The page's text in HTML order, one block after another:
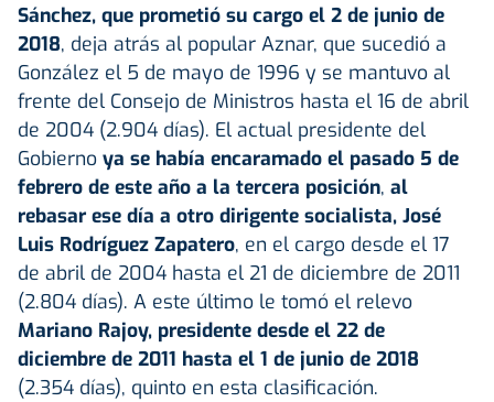
Sánchez, que prometió su cargo el 2 de junio de
2018, deja atrás al popular Aznar, que sucedió a
González el 5 de mayo de 1996 y se mantuvo al
frente del Consejo de Ministros hasta el 16 de abril
de 2004 (2.904 días). El actual presidente del
Gobierno ya se había encaramado el pasado 5 de
febrero de este año a la tercera posición, al
rebasar ese día a otro dirigente socialista, José
Luis Rodríguez Zapatero, en el cargo desde el 17
de abril de 2004 hasta el 21 de diciembre de 2011
(2.804 días). A este último le tomó el relevo
Mariano Rajoy, presidente desde el 22 de
diciembre de 2011 hasta el 1 de junio de 2018
(2.354 días), quinto en esta clasificación.